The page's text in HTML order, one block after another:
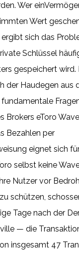
Wer
Wert
sich das
Schlüssel
gespeichert wird.
der Haudegen aus
Brokers eToro
Bezahlen per
eignet sich
selbst keine
Nutzer vor
schützen,
Tage nach der
— die
insgesamt 47